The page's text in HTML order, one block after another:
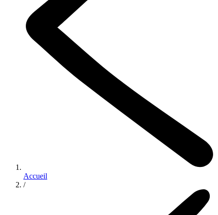
Accueil
/